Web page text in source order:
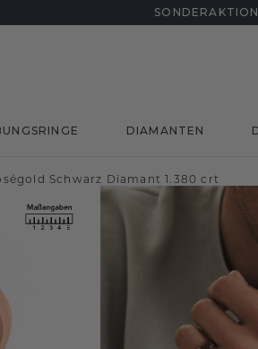
DIAMANTEN
Schwarz Diamant 1.380 crt